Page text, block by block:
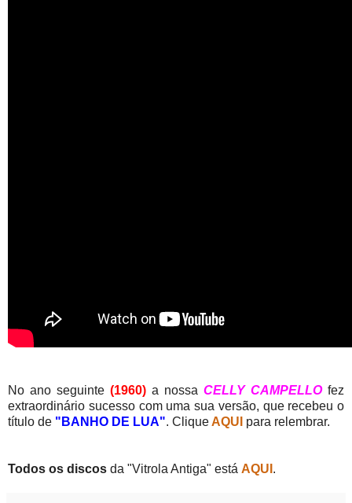
No ano seguinte (1960) a nossa CELLY CAMPELLOfez
extraordinário sucesso com uma sua versão, que recebeu o
título de "BANHO DE LUA". CliqueAQUI para relembrar.
Todos os discos da "Vitrola Antiga" está AQUI .